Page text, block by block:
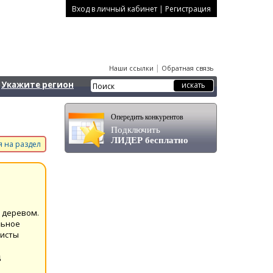
Вход в личный кабинет | Регистрация
Наши ссылки | Обратная связь
Укажите регион
на раздел
деревом.
Опередить конкурентов
Подключить
ЛИДЕР бесплатно